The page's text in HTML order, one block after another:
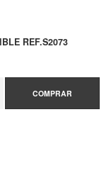
REF.S2073
COMPRAR